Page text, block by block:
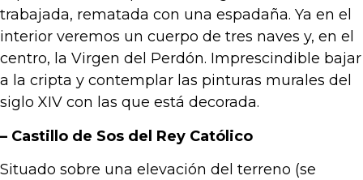
trabajada, rematada con una espadaña. Ya en el
interior veremos un cuerpo de tres naves y, en el
centro, la Virgen del Perdón. Imprescindible bajar
a la cripta y contemplar las pinturas murales del
siglo XIV con las que está decorada.
– Castillo de Sos del Rey Católico
Situado sobre una elevación del terreno (se